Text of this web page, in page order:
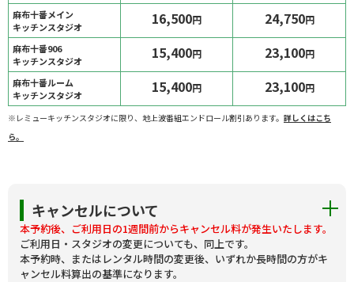
麻布十番メイン
キッチンスタジオ
16,500円 24,750円
麻布十番906
キッチンスタジオ
15,400円 23,100円
麻布十番ルーム
キッチンスタジオ
15,400円 23,100円
※レミューキッチンスタジオに限り、地上波番組エンドロール割引あります。 詳しくはこち
ら。
キャンセルについて
本予約後、ご利用日の1週間前からキャンセル料が発生いたします。
ご利用日・スタジオの変更についても、同上です。
本予約時、またはレンタル時間の変更後、いずれか長時間の方がキ
ャンセル料算出の基準になります。